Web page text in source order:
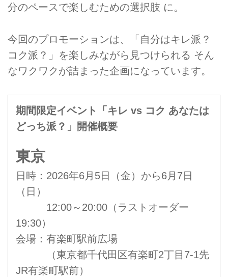
分のペースで楽しむための選択肢 に。
今回のプロモーションは、「自分はキレ派？
コク派？」を楽しみながら見つけられる そん
なワクワクが詰まった企画になっています。
期間限定イベント「キレ vs コク あなたは
どっち派？」開催概要
東京
日時：2026年6月5日（金）から6月7日
（日）
12:00～20:00（ラストオーダー
19:30）
会場：有楽町駅前広場
（東京都千代田区有楽町2丁目7-1先
JR有楽町駅前）